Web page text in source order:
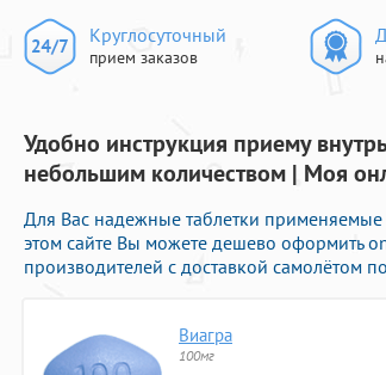
Круглосуточный
прием заказов
Удобно инструкция приему
небольшим количеством | Моя
Для Вас надежные таблетки применяемые
этом сайте Вы можете дешево оформить
производителей с доставкой самолётом
Виагра
100мг